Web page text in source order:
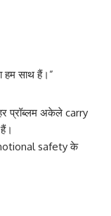
हम साथ हैं।”
प्रॉब्लम अकेले carry
safety के